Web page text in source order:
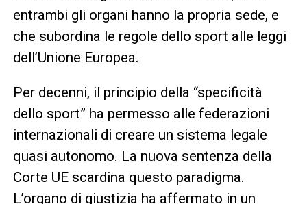
entrambi gli organi hanno la propria sede, e
che subordina le regole dello sport alle leggi
dell’Unione Europea.
Per decenni, il principio della “specificità
dello sport” ha permesso alle federazioni
internazionali di creare un sistema legale
quasi autonomo. La nuova sentenza della
Corte UE scardina questo paradigma.
L’organo di giustizia ha affermato in un